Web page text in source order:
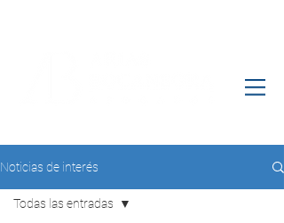
Noticias de interés
Todas las entradas